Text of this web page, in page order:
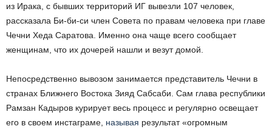
из Ирака, с бывших территорий ИГ вывезли 107 человек,
рассказала Би-би-си член Совета по правам человека при главе
Чечни Хеда Саратова. Именно она чаще всего сообщает
женщинам, что их дочерей нашли и везут домой.
Непосредственно вывозом занимается представитель Чечни в
странах Ближнего Востока Зияд Сабсаби. Сам глава республики
Рамзан Кадыров курирует весь процесс и регулярно освещает
его в своем инстаграме, называя результат «огромным